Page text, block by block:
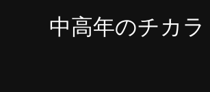
中高年のチカラ